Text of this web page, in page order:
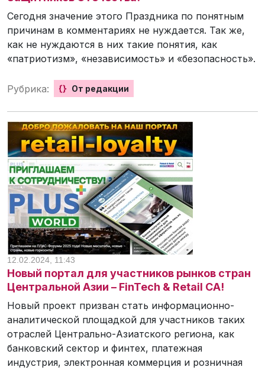
Сегодня значение этого Праздника по понятным
причинам в комментариях не нуждается. Так же,
как не нуждаются в них такие понятия, как
«патриотизм», «независимость» и «безопасность».
Рубрика: {} От редакции
12.02.2024, 11:43
Новый портал для участников рынков стран
Центральной Азии – FinTech & Retail CA!
Новый проект призван стать информационно-
аналитической площадкой для участников таких
отраслей Центрально-Азиатского региона, как
банковский сектор и финтех, платежная
индустрия, электронная коммерция и розничная